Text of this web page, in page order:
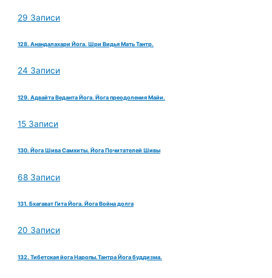
29 Записи
128. Анандалахари Йога. Шри Видья Мать Тантр.
24 Записи
129. Адвайта Веданта Йога. Йога преодоления Майи.
15 Записи
130. Йога Шива Самхиты. Йога Почитателей Шивы
68 Записи
131. Бхагават Гита Йога. Йога Война долга
20 Записи
132. Тибетская йога Наропы.Тантра Йога буддизма.